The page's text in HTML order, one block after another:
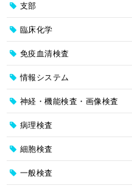
支部
臨床化学
免疫血清検査
情報システム
神経・機能検査・画像検査
病理検査
細胞検査
一般検査